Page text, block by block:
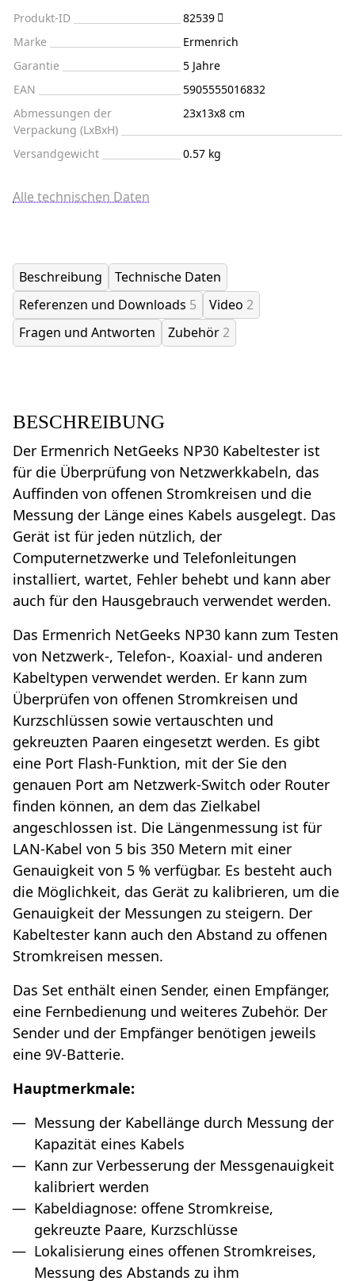
Produkt-ID
82539
Marke
Ermenrich
Garantie
5 Jahre
EAN
5905555016832
Abmessungen der
Verpackung (LxBxH)
23x13x8 cm
Versandgewicht 0.57 kg
Alle technischen Daten
Beschreibung
Technische Daten
Referenzen und Downloads 5 Video 2
Fragen und Antworten
Zubehör 2
BESCHREIBUNG
Der Ermenrich NetGeeks NP30 Kabeltester ist
für die Überprüfung von Netzwerkkabeln, das
Auffinden von offenen Stromkreisen und die
Messung der Länge eines Kabels ausgelegt. Das
Gerät ist für jeden nützlich, der
Computernetzwerke und Telefonleitungen
installiert, wartet, Fehler behebt und kann aber
auch für den Hausgebrauch verwendet werden.
Das Ermenrich NetGeeks NP30 kann zum Testen
von Netzwerk-, Telefon-, Koaxial- und anderen
Kabeltypen verwendet werden. Er kann zum
Überprüfen von offenen Stromkreisen und
Kurzschlüssen sowie vertauschten und
gekreuzten Paaren eingesetzt werden. Es gibt
eine Port Flash-Funktion, mit der Sie den
genauen Port am Netzwerk-Switch oder Router
finden können, an dem das Zielkabel
angeschlossen ist. Die Längenmessung ist für
LAN-Kabel von 5 bis 350 Metern mit einer
Genauigkeit von 5 % verfügbar. Es besteht auch
die Möglichkeit, das Gerät zu kalibrieren, um die
Genauigkeit der Messungen zu steigern. Der
Kabeltester kann auch den Abstand zu offenen
Stromkreisen messen.
Das Set enthält einen Sender, einen Empfänger,
eine Fernbedienung und weiteres Zubehör. Der
Sender und der Empfänger benötigen jeweils
eine 9V-Batterie.
Hauptmerkmale:
Messung der Kabellänge durch Messung der
Kapazität eines Kabels
Kann zur Verbesserung der Messgenauigkeit
kalibriert werden
Kabeldiagnose: offene Stromkreise,
gekreuzte Paare, Kurzschlüsse
Lokalisierung eines offenen Stromkreises,
Messung des Abstands zu ihm